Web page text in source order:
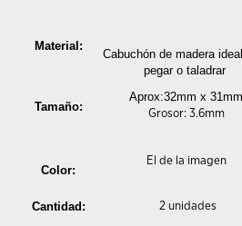
Material:
Cabuchón de madera
pegar o taladrar
Tamaño:
Aprox:32mm x 31mm
Grosor: 3.6mm
Color:
El de la imagen
Cantidad: 2 unidades